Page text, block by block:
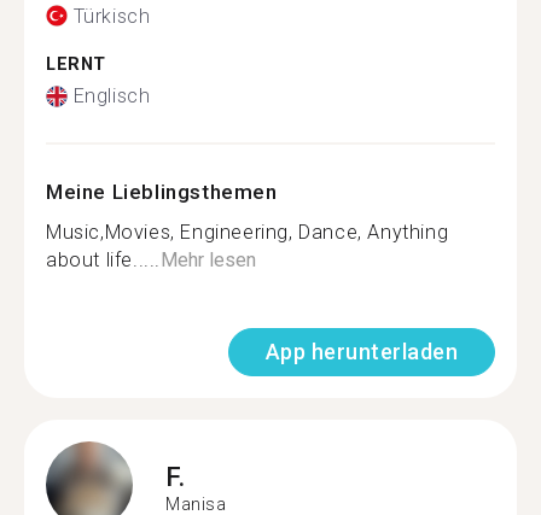
Türkisch
LERNT
Englisch
Meine Lieblingsthemen
Music,Movies, Engineering, Dance, Anything
about life.....Mehr lesen
App herunterladen
F.
Manisa